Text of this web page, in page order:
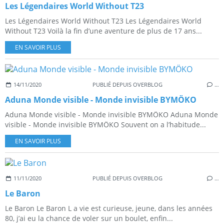
Les Légendaires World Without T23
Les Légendaires World Without T23 Les Légendaires World
Without T23 Voilà la fin d’une aventure de plus de 17 ans...
EN SAVOIR PLUS
14/11/2020 PUBLIÉ DEPUIS OVERBLOG …
Aduna Monde visible - Monde invisible BYMÖKO
Aduna Monde visible - Monde invisible BYMÖKO Aduna Monde
visible - Monde invisible BYMÖKO Souvent on a l’habitude...
EN SAVOIR PLUS
11/11/2020 PUBLIÉ DEPUIS OVERBLOG …
Le Baron
Le Baron Le Baron L a vie est curieuse, jeune, dans les années
80, j’ai eu la chance de voler sur un boulet, enfin...